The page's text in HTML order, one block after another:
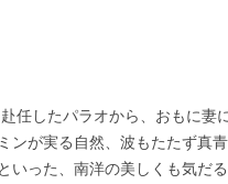
任したパラオから、おもに妻
ンが実る自然、波もたたず真
った、南洋の美しくも気だ